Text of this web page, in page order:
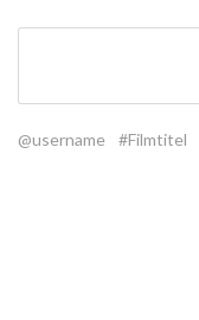
@username #Filmtitel